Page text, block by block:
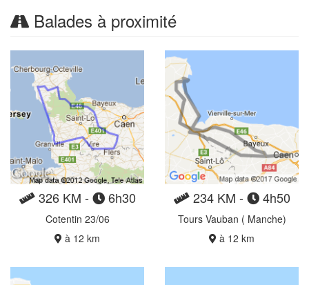
Balades à proximité
326 KM - 6h30
Cotentin 23/06
à 12 km
234 KM - 4h50
Tours Vauban ( Manche)
à 12 km